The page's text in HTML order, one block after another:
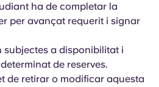
ha de completar la
per avançat requerit i signar
subjectes a disponibilitat i
de reserves.
de retirar o modificar aquesta